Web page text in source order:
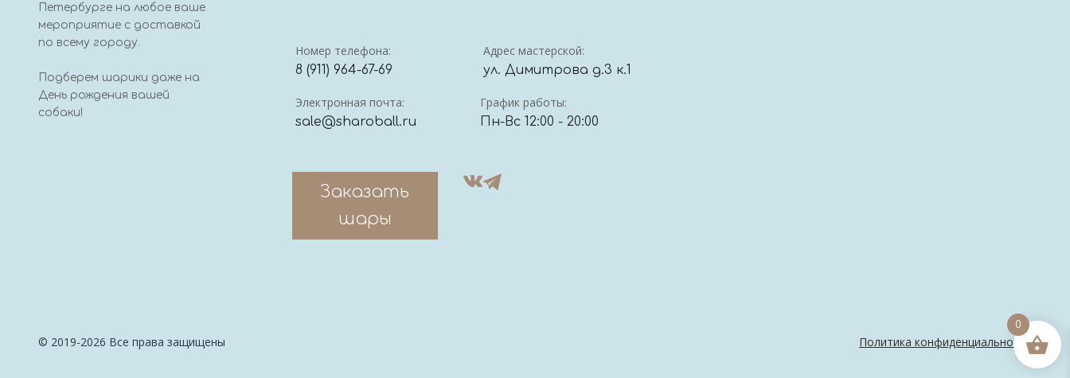
Петербурге на любое ваше
мероприятие с доставкой
по всему городу.
Подберем шарики даже на
День рождения вашей
собаки!
Номер телефона:
8 (911) 964-67-69
Адрес мастерской:
ул. Димитрова д.3 к.1
Электронная почта:
sale@sharoball.ru
График работы:
Пн-Вс 12:00 - 20:00
Заказать
шары
© 2019-2026 Все права защищены Политика конфиденциальности
0